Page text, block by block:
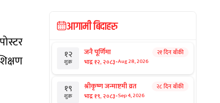
आगामी बिदाहरु
१२
शुक्र
जनै पूर्णिमा
भाद्र १२, २०८३-Aug 28, 2026
२१ दिन बाँकी
१९
शुक्र
श्रीकृष्ण जन्माष्टमी व्रत
भाद्र १९, २०८३-Sep 4, 2026
२८ दिन बाँकी